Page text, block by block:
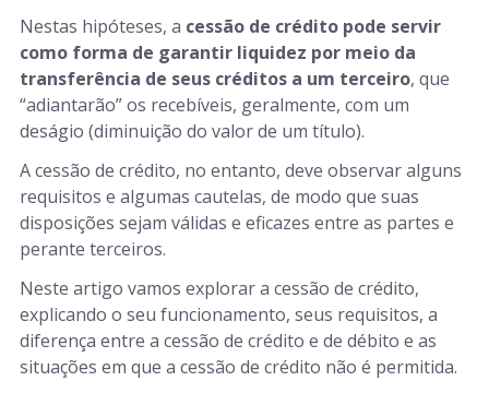
Nestas hipóteses, a cessão de crédito pode servir
como forma de garantir liquidez por meio da
transferência de seus créditos a um terceiro, que
“adiantarão” os recebíveis, geralmente, com um
deságio (diminuição do valor de um título).
A cessão de crédito, no entanto, deve observar alguns
requisitos e algumas cautelas, de modo que suas
disposições sejam válidas e eficazes entre as partes e
perante terceiros.
Neste artigo vamos explorar a cessão de crédito,
explicando o seu funcionamento, seus requisitos, a
diferença entre a cessão de crédito e de débito e as
situações em que a cessão de crédito não é permitida.